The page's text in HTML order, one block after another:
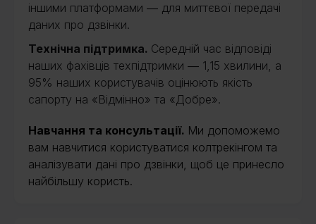
іншими платформами ― для миттєвої передачі
даних про дзвінки.
Технічна підтримка. Середній час відповіді
наших фахівців техпідтримки ― 1,15 хвилини, а
95% наших користувачів оцінюють якість
сапорту на «Відмінно» та «Добре».
Навчання та консультації. Ми допоможемо
вам навчитися користуватися колтрекінгом та
аналізувати дані про дзвінки, щоб це принесло
найбільшу користь.